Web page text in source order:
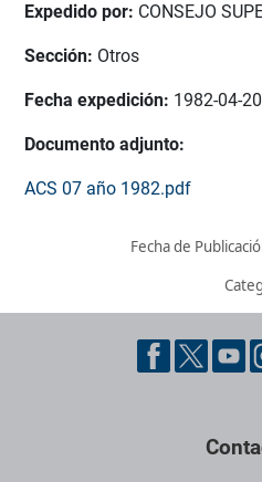
Expedido por: CONSEJO
Sección: Otros
Fecha expedición: 1982-04-20
Documento adjunto:
ACS 07 año 1982.pdf
Fecha de
Pie de página con